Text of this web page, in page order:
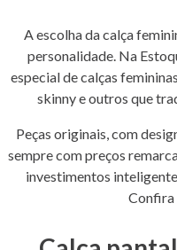
A escolha da calça
personalidade. Na
especial de calças
skinny e outros que
Peças originais, com
sempre com preços
investimentos
Confira